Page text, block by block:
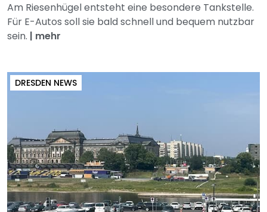
Am Riesenhügel entsteht eine besondere Tankstelle.
Für E-Autos soll sie bald schnell und bequem nutzbar
sein. | mehr
DRESDEN NEWS